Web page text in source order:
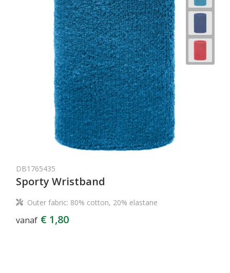
DB1765435
Sporty Wristband
Outer fabric: 80% cotton, 20% elastane
vanaf € 1,80